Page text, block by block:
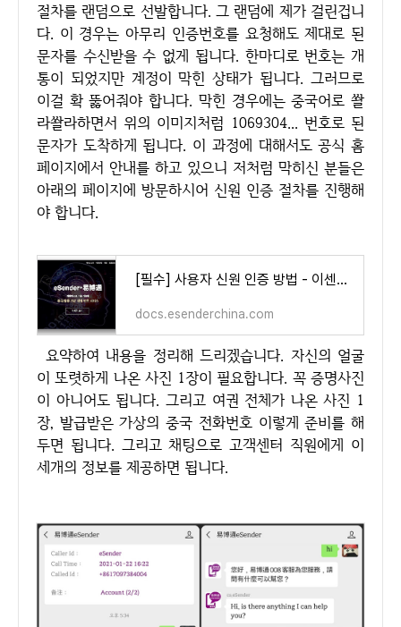
절차를 랜덤으로 선발합니다. 그 랜덤에 제가 걸린겁니
다. 이 경우는 아무리 인증번호를 요청해도 제대로 된
문자를 수신받을 수 없게 됩니다. 한마디로 번호는 개
통이 되었지만 계정이 막힌 상태가 됩니다. 그러므로
이걸 확 뚫어줘야 합니다. 막힌 경우에는 중국어로 쏼
라쏼라하면서 위의 이미지처럼 1069304... 번호로 된
문자가 도착하게 됩니다. 이 과정에 대해서도 공식 홈
페이지에서 안내를 하고 있으니 저처럼 막히신 분들은
아래의 페이지에 방문하시어 신원 인증 절차를 진행해
야 합니다.
[필수] 사용자 신원 인증 방법 - 이센더(eSender)
docs.esenderchina.com
요약하여 내용을 정리해 드리겠습니다. 자신의 얼굴
이 또렷하게 나온 사진 1장이 필요합니다. 꼭 증명사진
이 아니어도 됩니다. 그리고 여권 전체가 나온 사진 1
장, 발급받은 가상의 중국 전화번호 이렇게 준비를 해
두면 됩니다. 그리고 채팅으로 고객센터 직원에게 이
세개의 정보를 제공하면 됩니다.